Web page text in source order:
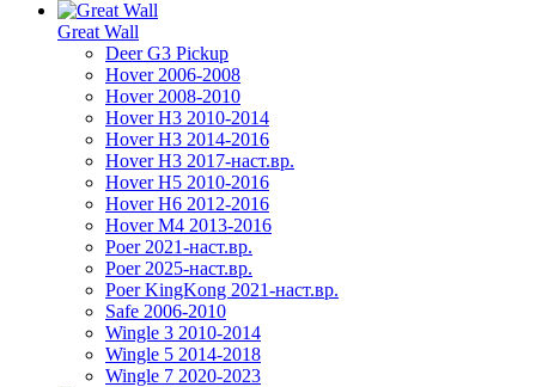
Great Wall
Deer G3 Pickup
Hover 2006-2008
Hover 2008-2010
Hover H3 2010-2014
Hover H3 2014-2016
Hover H3 2017-наст.вр.
Hover H5 2010-2016
Hover H6 2012-2016
Hover M4 2013-2016
Poer 2021-наст.вр.
Poer 2025-наст.вр.
Poer KingKong 2021-наст.вр.
Safe 2006-2010
Wingle 3 2010-2014
Wingle 5 2014-2018
Wingle 7 2020-2023